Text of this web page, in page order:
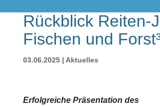
Rückblick Reiten-
Fischen und
03.06.2025| Aktuelles
Erfolgreiche Präsentation des